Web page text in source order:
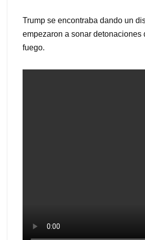
Trump se encontraba dando un
empezaron a sonar detonaciones
fuego.